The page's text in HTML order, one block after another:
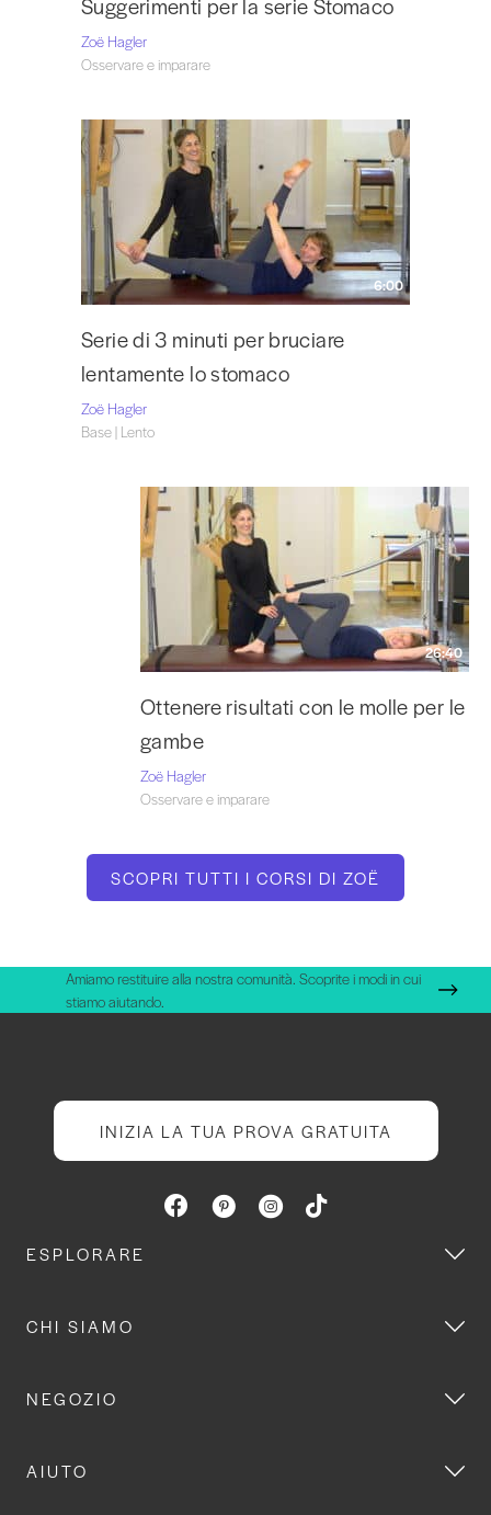
Suggerimenti per la serie Stomaco
Zoë Hagler
Osservare e imparare
6:00
Serie di 3 minuti per bruciare
lentamente lo stomaco
Zoë Hagler
Base | Lento
26:40
Ottenere risultati con le molle per le
gambe
Zoë Hagler
Osservare e imparare
SCOPRI TUTTI I CORSI DI ZOË
Amiamo restituire alla nostra comunità. Scoprite i modi in cui
stiamo aiutando.
INIZIA LA TUA PROVA GRATUITA
ESPLORARE
CHI SIAMO
NEGOZIO
AIUTO